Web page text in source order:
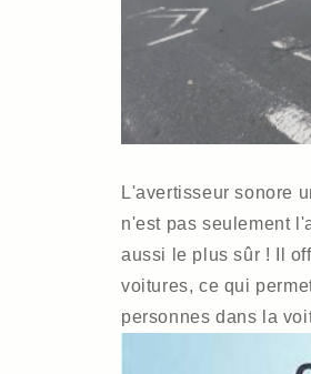
L'avertisseur sonore
n'est pas seulement
aussi le plus sûr ! Il
voitures, ce qui
personnes dans la